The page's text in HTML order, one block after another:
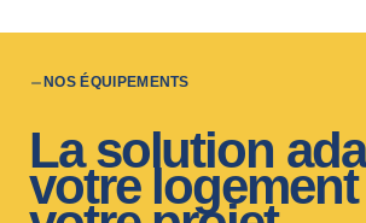
NOS ÉQUIPEMENTS
La solution
votre logement